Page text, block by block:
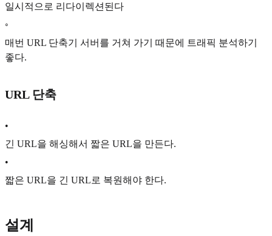
일시적으로 리다이렉션된다
◦
매번 URL 단축기 서버를 거쳐 가기 때문에 트래픽 분석하기
좋다.
URL 단축
•
긴 URL을 해싱해서 짧은 URL을 만든다.
•
짧은 URL을 긴 URL로 복원해야 한다.
설계